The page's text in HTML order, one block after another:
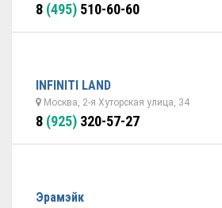
8 (495) 510-60-60
INFINITI LAND
Москва, 2-я Хуторская улица, 34
8 (925) 320-57-27
Эрамэйк